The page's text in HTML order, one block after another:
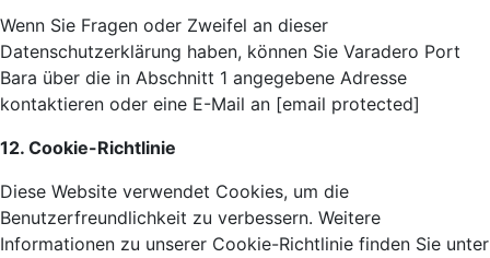
Wenn Sie Fragen oder Zweifel an dieser
Datenschutzerklärung haben, können Sie Varadero Port
Bara über die in Abschnitt 1 angegebene Adresse
kontaktieren oder eine E-Mail an [email protected]
12. Cookie-Richtlinie
Diese Website verwendet Cookies, um die
Benutzerfreundlichkeit zu verbessern. Weitere
Informationen zu unserer Cookie-Richtlinie finden Sie unter